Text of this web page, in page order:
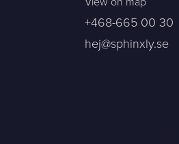
+468-665 00 30
hej@sphinxly.se